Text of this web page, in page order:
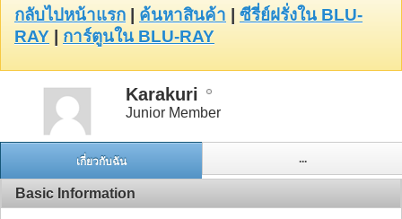
กลับไปหน้าแรก ค้นหาสินค้า
ซีรี่ย์ฝรั่งใน BLU-
RAY
การ์ตูนใน BLU-RAY
Karakuri
Junior Member
เกี่ยวกับฉัน ...
Basic Information